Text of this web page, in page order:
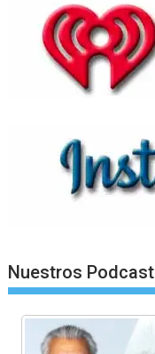
Nuestros Podcast